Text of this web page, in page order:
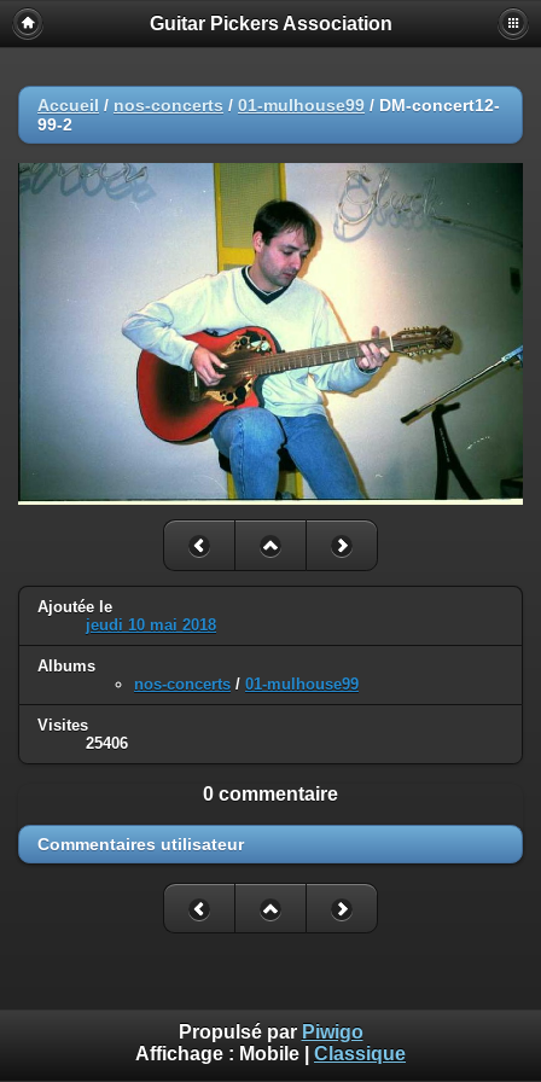
Guitar Pickers Association
Accueil / nos-concerts / 01-mulhouse99 / DM-concert12-
99-2
Ajoutée le
jeudi 10 mai 2018
Albums
nos-concerts / 01-mulhouse99
Visites
25406
0 commentaire
Commentaires utilisateur
Propulsé par Piwigo
Affichage : Mobile Classique